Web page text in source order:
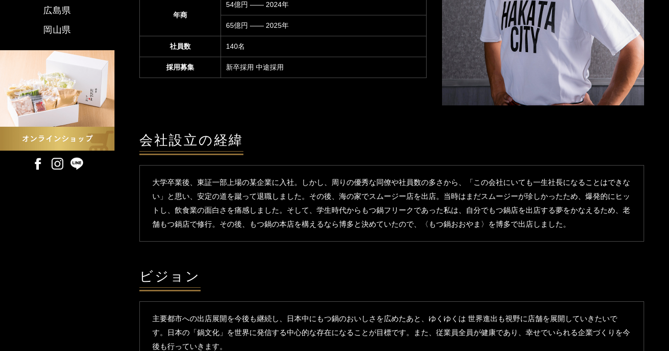
年商
54億円 —— 2024年
65億円 —— 2025年
社員数 140名
採用募集 新卒採用 中途採用
会社設立の経緯
大学卒業後、東証一部上場の某企業に入社。しかし、周りの優秀な同僚や社員数の多さから、「この会社にいても一生社長になることはできな
い」と思い、安定の道を蹴って退職しました。その後、海の家でスムージー店を出店。当時はまだスムージーが珍しかったため、爆発的にヒッ
トし、飲食業の面白さを痛感しました。そして、学生時代からもつ鍋フリークであった私は、自分でもつ鍋店を出店する夢をかなえるため、老
舗もつ鍋店で修行。その後、もつ鍋の本店を構えるなら博多と決めていたので、〈もつ鍋おおやま〉を博多で出店しました。
ビジョン
主要都市への出店展開を今後も継続し、日本中にもつ鍋のおいしさを広めたあと、ゆくゆくは 世界進出も視野に店舗を展開していきたいで
す。日本の「鍋文化」を世界に発信する中心的な存在になることが目標です。また、従業員全員が健康であり、幸せでいられる企業づくりを今
後も行っていきます。
広島県
岡山県